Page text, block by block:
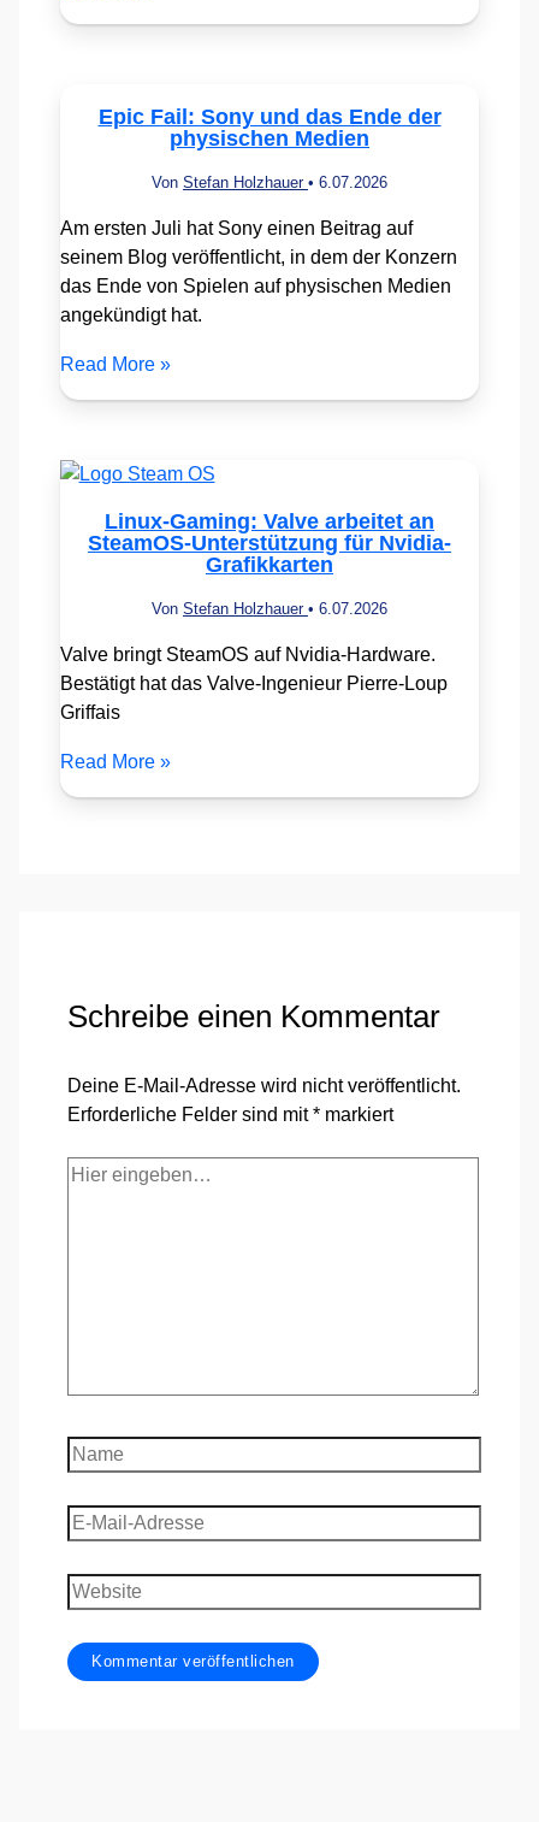
Epic Fail: Sony und das Ende der
physischen Medien
Von Stefan Holzhauer • 6.07.2026
Am ersten Juli hat Sony einen Beitrag auf
seinem Blog veröffentlicht, in dem der Konzern
das Ende von Spielen auf physischen Medien
angekündigt hat.
Read More »
Linux-Gaming: Valve arbeitet an
SteamOS-Unterstützung für Nvidia-
Grafikkarten
Von Stefan Holzhauer • 6.07.2026
Valve bringt SteamOS auf Nvidia-Hardware.
Bestätigt hat das Valve-Ingenieur Pierre-Loup
Griffais
Read More »
Schreibe einen Kommentar
Deine E-Mail-Adresse wird nicht veröffentlicht.
Erforderliche Felder sind mit* markiert
Hier
Name
E-
Mail-
Adresse
Website